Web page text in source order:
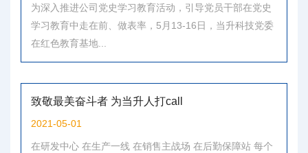
为深入推进公司党史学习教育活动，引导党员干部在党史
学习教育中走在前、做表率，5月13-16日，当升科技党委
在红色教育基地...
致敬最美奋斗者 为当升人打call
2021-05-01
在研发中心 在生产一线 在销售主战场 在后勤保障站 每个